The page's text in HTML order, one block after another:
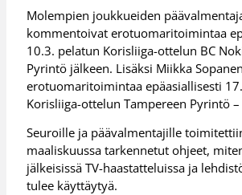
Molempien joukkueiden
kommentoivat erotuomaritoimintaa
10.3. pelatun Korisliiga-ottelun BC
Pyrintö jälkeen. Lisäksi Miikka
erotuomaritoimintaa epäasiallisesti
Korisliiga-ottelun Tampereen Pyrintö
Seuroille ja päävalmentajille
maaliskuussa tarkennetut ohjeet,
jälkeisissä TV-haastatteluissa ja
tulee käyttäytyä.